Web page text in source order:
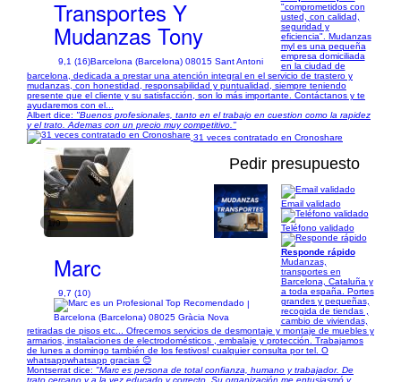
Transportes Y
Mudanzas Tony
9,1 (16)Barcelona (Barcelona) 08015 Sant Antoni
"comprometidos con
usted, con calidad,
seguridad y
eficiencia". Mudanzas
myl es una pequeña
empresa domiciliada
en la ciudad de
barcelona, dedicada a prestar una atención integral en el servicio de trastero y
mudanzas, con honestidad, responsabilidad y puntualidad, siempre teniendo
presente que el cliente y su satisfacción, son lo más importante. Contáctanos y te
ayudaremos con el...
Albert dice: "Buenos profesionales, tanto en el trabajo en cuestion como la rapidez
y el trato. Ademas con un precio muy competitivo."
31 veces contratado en Cronoshare
1/9
Pedir presupuesto
Marc
9,7 (10)
|
Barcelona (Barcelona) 08025 Gràcia Nova
Email validado
Teléfono validado
Responde rápido
Mudanzas,
transportes en
Barcelona, Cataluña y
a toda españa. Portes
grandes y pequeñas,
recogida de tiendas ,
cambio de viviendas,
retiradas de pisos etc... Ofrecemos servicios de desmontaje y montaje de muebles y
armarios, instalaciones de electrodomésticos , embalaje y protección. Trabajamos
de lunes a domingo también de los festivos! cualquier consulta por tel. O
whatsappwhatsapp gracias 😊
Montserrat dice: "Marc es persona de total confianza, humano y trabajador. De
trato cercano y a la vez educado y correcto. Su organización me entusiasmó y